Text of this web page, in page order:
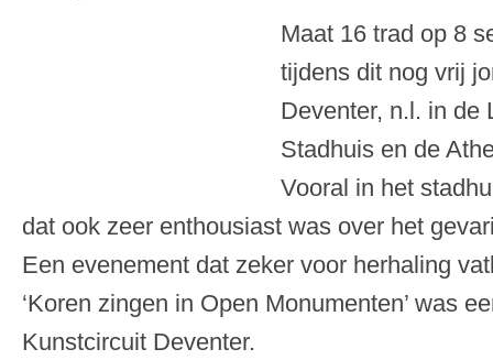
Maat 16 trad op 8
tijdens dit nog vrij
Deventer, n.l. in de
Stadhuis en de
Vooral in het
dat ook zeer enthousiast was over het
Een evenement dat zeker voor herhaling
‘Koren zingen in Open Monumenten’ was
Kunstcircuit Deventer.